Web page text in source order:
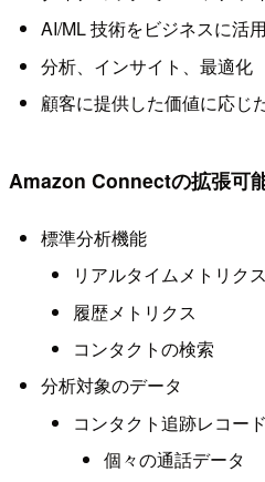
AI/ML 技術をビジネスに活
分析、インサイト、最適化
顧客に提供した価値に応じ
Amazon Connectの拡張可
標準分析機能
リアルタイムメトリクス
履歴メトリクス
コンタクトの検索
分析対象のデータ
コンタクト追跡レコー
個々の通話データ